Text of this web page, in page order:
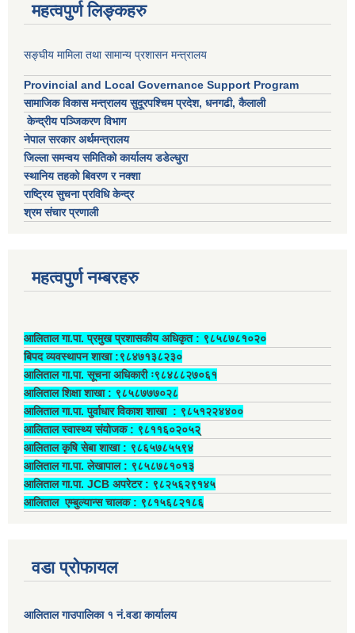
महत्वपुर्ण लिङ्कहरु
सङ्घीय मामिला तथा सामान्य प्रशासन मन्त्रालय
Provincial and Local Governance Support Program
सामाजिक विकास मन्त्रालय सुदूरपश्चिम प्रदेश, धनगढी, कैलाली
केन्द्रीय पञ्जिकरण विभाग
नेपाल सरकार अर्थमन्त्रालय
जिल्ला समन्वय समितिको कार्यालय डडेल्धुरा
स्थानिय तहको बिवरण र नक्शा
राष्ट्रिय सुचना प्रविधि केन्द्र
श्रम संचार प्रणाली
महत्वपुर्ण नम्बरहरु
आलिताल गा.पा. प्रमुख प्रशासकीय अधिकृत ‍: ९८५८७८१०२०
बिपद व्यवस्थापन शाखा :९८४७१३८२३०
आलिताल गा.पा. सूचना अधिकारी ः९८४८८२७०६१
आलिताल शिक्षा शाखा : ९८५८७७७०२८
आलिताल गा.पा. पुर्वाधार विकाश शाखा ‍: ९८५१२२४४००
आलिताल स्वास्थ्य संयोजक ‍: ९८११६०२०५२्
आलिताल कृषि सेबा शाखा : ९८६५७८५५९४
आलिताल गा.पा. लेखापाल ‍: ९८५८७८१०१३
आलिताल गा.पा. JCB अपरेटर ‍: ९८२५६२९१४५
आलिताल एम्बुल्यान्स चालक ‍: ९८१५६८२१८६
वडा प्रोफायल
आलिताल गाउपालिका १ नं.वडा कार्यालय